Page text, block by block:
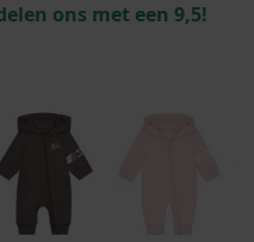
ons met een 9,5!